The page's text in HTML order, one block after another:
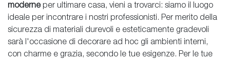
moderneper ultimare casa, vieni a trovarci: siamo il luogo
ideale per incontrare i nostri professionisti. Per merito della
sicurezza di materiali durevoli e esteticamente gradevoli
sarà l'occasione di decorare ad hoc gli ambienti interni,
con charme e grazia, secondo le tue esigenze. Per le tue